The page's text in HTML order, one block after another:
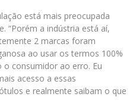
está mais preocupada
“Porém a indústria está aí,
2 marcas foram
ao usar os termos 100%
o consumidor ao erro. Eu
acesso a essas
e realmente saibam o que